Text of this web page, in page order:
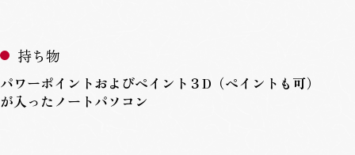
持ち物
パワーポイントおよびペイント３D（ペイントも可）
が入ったノートパソコン